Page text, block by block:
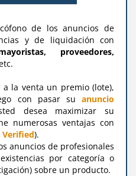
de los anuncios de
y de liquidación con
proveedores,
a la venta un premio (lote),
con pasar su anuncio
desea maximizar su
numerosas ventajas con
).
anuncios de profesionales
por categoría o
sobre un producto.